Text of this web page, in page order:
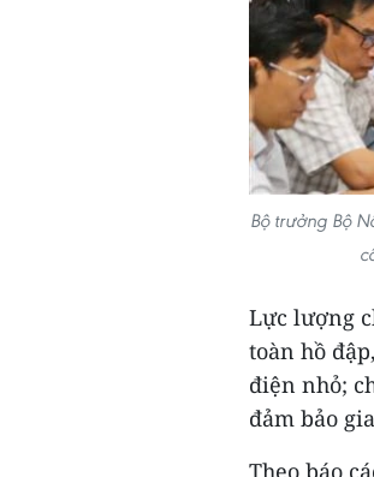
Bộ trưởng Bộ
Lực lượng
toàn hồ
điện nhỏ;
đảm bảo
Theo báo